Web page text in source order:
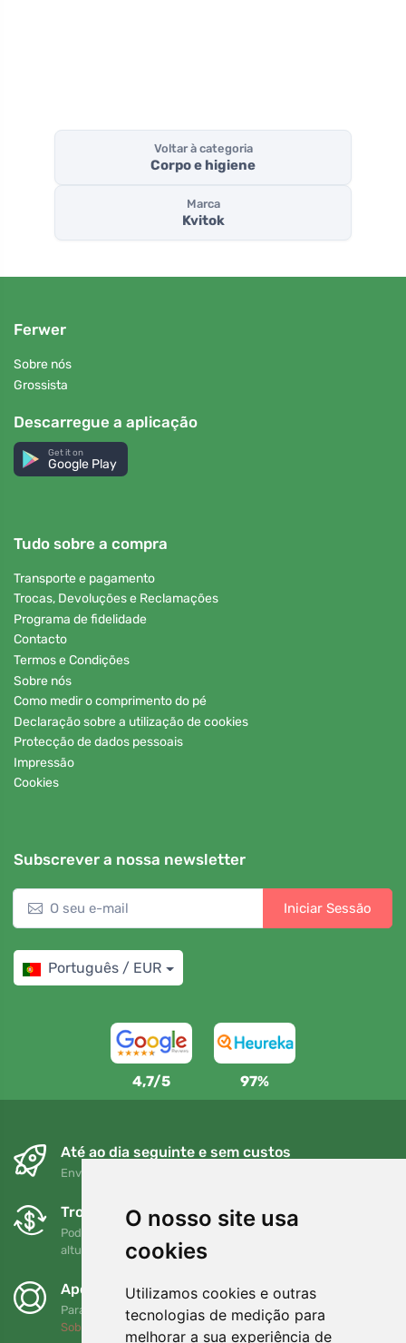
O nosso site usa
cookies
Utilizamos cookies e outras
tecnologias de medição para
melhorar a sua experiência de
Voltar à categoria
Corpo e higiene
Marca
Kvitok
Ferwer
Sobre nós
Grossista
Descarregue a aplicação
Get it on
Google Play
Tudo sobre a compra
Transporte e pagamento
Trocas, Devoluções e Reclamações
Programa de fidelidade
Contacto
Termos e Condições
Sobre nós
Como medir o comprimento do pé
Declaração sobre a utilização de cookies
Protecção de dados pessoais
Impressão
Cookies
Subscrever a nossa newsletter
Iniciar Sessão
Português / EUR
4,7/5 97%
Até ao dia seguinte e sem custos
Envio gratuito para encomendas superiores a 80 EUR
Trocas e devoluções gratuitas
Pode devolver ou trocar a sua encomenda em qualquer
altura no prazo de 90 dias
Apoiamos a Trees.org
Para cada encomenda plantamos uma árvore! Leia mais
Sobre nós